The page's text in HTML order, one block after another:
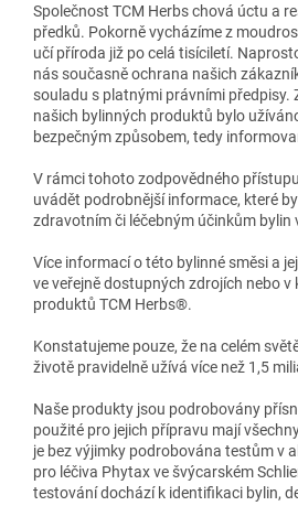
Společnost TCM Herbs chová úctu a
předků. Pokorně vycházíme z
učí příroda již po celá tisíciletí.
nás současně ochrana našich
souladu s platnými právními předpisy.
našich bylinných produktů bylo
bezpečným způsobem, tedy
V rámci tohoto zodpovědného
uvádět podrobnější informace, které
zdravotním či léčebným účinkům bylin
Více informací o této bylinné směsi a
ve veřejně dostupných zdrojích nebo
produktů TCM Herbs®.
Konstatujeme pouze, že na celém
životě pravidelně užívá více než 1,5
Naše produkty jsou podrobovány
použité pro jejich přípravu mají
je bez výjimky podrobována testům v
pro léčiva Phytax ve švýcarském
testování dochází k identifikaci bylin,